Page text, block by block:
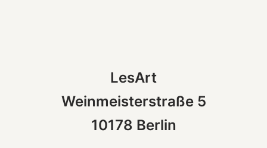
LesArt
Weinmeisterstraße 5
10178 Berlin